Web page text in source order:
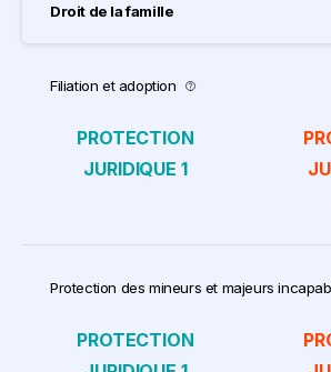
Droit de la famille
Filiation et adoption
Protection des mineurs et majeurs